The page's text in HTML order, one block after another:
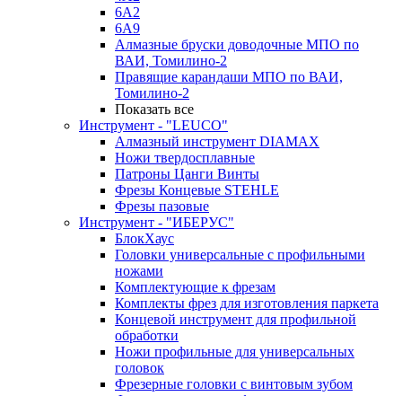
6A2
6A9
Алмазные бруски доводочные МПО по
ВАИ, Томилино-2
Правящие карандаши МПО по ВАИ,
Томилино-2
Показать все
Инструмент - "LEUCO"
Алмазный инструмент DIAMAX
Ножи твердосплавные
Патроны Цанги Винты
Фрезы Концевые STEHLE
Фрезы пазовые
Инструмент - "ИБЕРУС"
БлокХаус
Головки универсальные с профильными
ножами
Комплектующие к фрезам
Комплекты фрез для изготовления паркета
Концевой инструмент для профильной
обработки
Ножи профильные для универсальных
головок
Фрезерные головки с винтовым зубом